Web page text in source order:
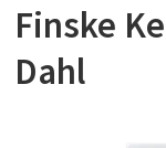
Finske
Dahl